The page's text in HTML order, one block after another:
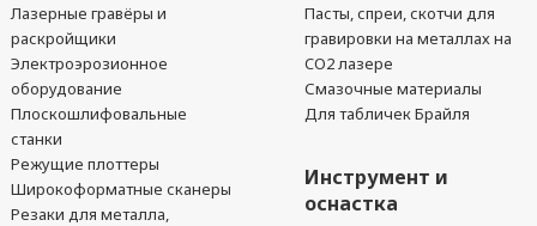
Лазерные гравёры и
раскройщики
Электроэрозионное
оборудование
Плоскошлифовальные
станки
Режущие плоттеры
Широкоформатные сканеры
Резаки для металла,
Пасты, спреи, скотчи для
гравировки на металлах на
CO2 лазере
Смазочные материалы
Для табличек Брайля
Инструмент и
оснастка